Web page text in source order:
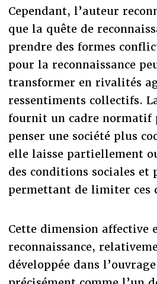
Cependant, l’auteur
que la quête de
prendre des formes
pour la reconnaissance
transformer en rivalités
ressentiments collectifs.
fournit un cadre normatif
penser une société plus
elle laisse partiellement
des conditions sociales et
permettant de limiter ces
Cette dimension affective
reconnaissance,
développée dans